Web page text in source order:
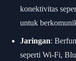
konektivitas
untuk
Jaringan:
seperti Wi-Fi,